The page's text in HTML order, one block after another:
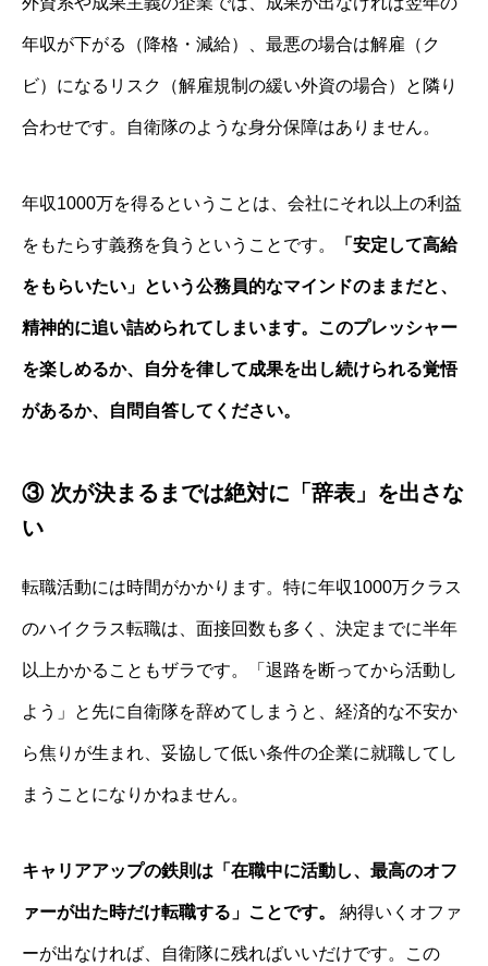
年収が下がる（降格・減給）、最悪の場合は解雇（ク
ビ）になるリスク（解雇規制の緩い外資の場合）と隣り
合わせです。自衛隊のような身分保障はありません。
年収1000万を得るということは、会社にそれ以上の利益
をもたらす義務を負うということです。 「安定して高給
をもらいたい」という公務員的なマインドのままだと、
精神的に追い詰められてしまいます。このプレッシャー
を楽しめるか、自分を律して成果を出し続けられる覚悟
があるか、自問自答してください。
③ 次が決まるまでは絶対に「辞表」を出さな
い
転職活動には時間がかかります。特に年収1000万クラス
のハイクラス転職は、面接回数も多く、決定までに半年
以上かかることもザラです。「退路を断ってから活動し
よう」と先に自衛隊を辞めてしまうと、経済的な不安か
ら焦りが生まれ、妥協して低い条件の企業に就職してし
まうことになりかねません。
キャリアアップの鉄則は「在職中に活動し、最高のオフ
ァーが出た時だけ転職する」ことです。 納得いくオファ
ーが出なければ、自衛隊に残ればいいだけです。この